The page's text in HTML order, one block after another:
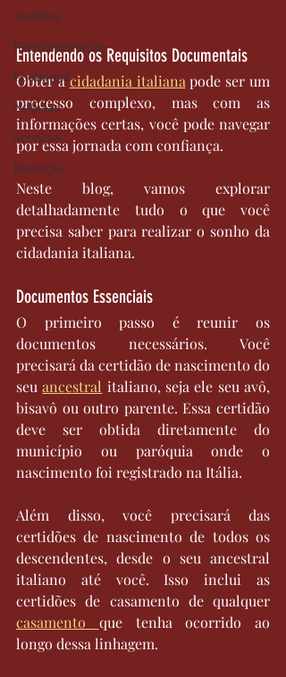
Medidas
Regulamentação
Economia
Notícias
Serviços
Inovação
Entendendo os Requisitos Documentais
Obter a cidadania italiana pode ser um
processo complexo, mas com as
informações certas, você pode navegar
por essa jornada com confiança.
Neste blog, vamos explorar
detalhadamente tudo o que você
precisa saber para realizar o sonho da
cidadania italiana.
Documentos Essenciais
O primeiro passo é reunir os
documentos necessários. Você
precisará da certidão de nascimento do
seu ancestral italiano, seja ele seu avô,
bisavô ou outro parente. Essa certidão
deve ser obtida diretamente do
município ou paróquia onde o
nascimento foi registrado na Itália.
Além disso, você precisará das
certidões de nascimento de todos os
descendentes, desde o seu ancestral
italiano até você. Isso inclui as
casamento que tenha ocorrido ao
longo dessa linhagem.